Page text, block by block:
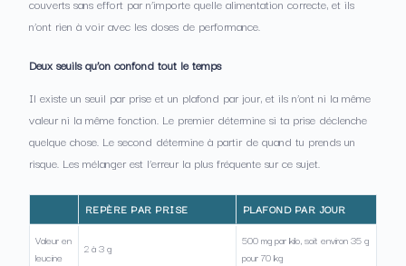
couverts sans effort par n’importe quelle alimentation correcte, et ils
n’ont rien à voir avec les doses de performance.
Deux seuils qu’on confond tout le temps
Il existe un seuil par prise et un plafond par jour, et ils n’ont ni la même
valeur ni la même fonction. Le premier détermine si ta prise déclenche
quelque chose. Le second détermine à partir de quand tu prends un
risque. Les mélanger est l’erreur la plus fréquente sur ce sujet.
REPÈRE PAR PRISE
PLAFOND PAR JOUR
Valeur en
leucine
2 à 3 g
500 mg par kilo, soit environ 35 g
pour 70 kg